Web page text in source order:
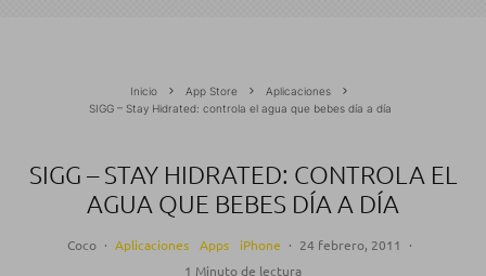
Inicio App Store
Aplicaciones
SIGG – Stay Hidrated: controla el agua que bebes día a día
SIGG – STAY HIDRATED: CONTROLA EL
AGUA QUE BEBES DÍA A DÍA
Coco · Aplicaciones Apps iPhone · 24 febrero, 2011
·
1 Minuto de lectura